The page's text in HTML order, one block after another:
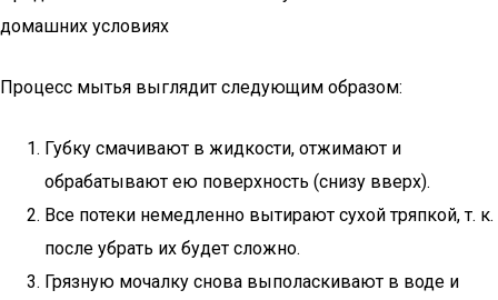
домашних условиях
Процесс мытья выглядит следующим образом:
Губку смачивают в жидкости, отжимают и
обрабатывают ею поверхность (снизу вверх).
Все потеки немедленно вытирают сухой тряпкой, т. к.
после убрать их будет сложно.
Грязную мочалку снова выполаскивают в воде и